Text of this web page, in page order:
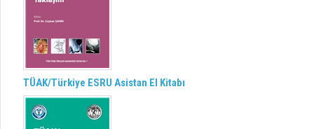
TÜAK/Türkiye ESRU Asistan El Kitabı